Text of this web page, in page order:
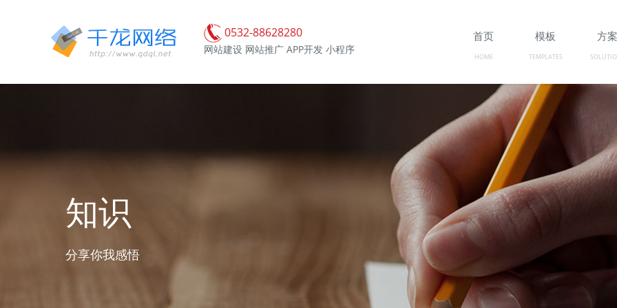
0532-88628280
网站建设 网站推广 APP开发 小程序
首页
HOME
模板
TEMPLATES
方案
知识
分享你我感悟